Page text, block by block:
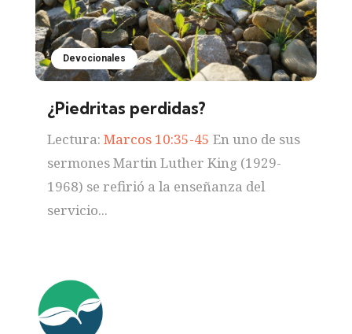
Devocionales
¿Piedritas perdidas?
Lectura: Marcos 10:35-45 En uno de sus
sermones Martin Luther King (1929-
1968) se refirió a la enseñanza del
servicio...